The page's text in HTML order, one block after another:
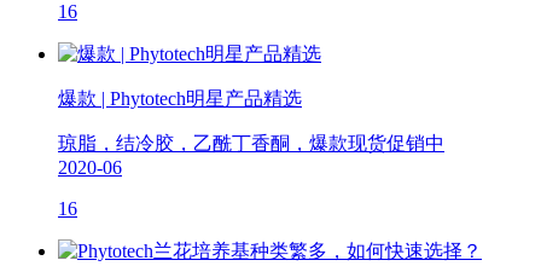
16
爆款 | Phytotech明星产品精选
琼脂，结冷胶，乙酰丁香酮，爆款现货促销中
2020-06
16